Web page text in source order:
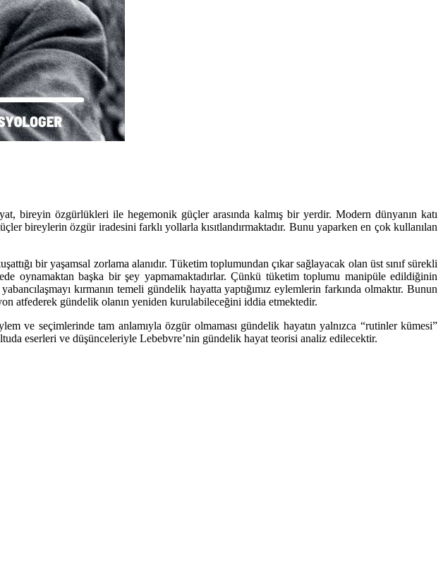
bireyin özgürlükleri ile hegemonik güçler arasında kalmış bir yerdir. Modern dünyanın katı
bireylerin özgür iradesini farklı yollarla kısıtlandırmaktadır. Bunu yaparken en çok kullanılan
bir yaşamsal zorlama alanıdır. Tüketim toplumundan çıkar sağlayacak olan üst sınıf sürekli
oynamaktan başka bir şey yapmamaktadırlar. Çünkü tüketim toplumu manipüle edildiğinin
kırmanın temeli gündelik hayatta yaptığımız eylemlerin farkında olmaktır. Bunun
atfederek gündelik olanın yeniden kurulabileceğini iddia etmektedir.
ve seçimlerinde tam anlamıyla özgür olmaması gündelik hayatın yalnızca “rutinler kümesi”
eserleri ve düşünceleriyle Lebebvre’nin gündelik hayat teorisi analiz edilecektir.